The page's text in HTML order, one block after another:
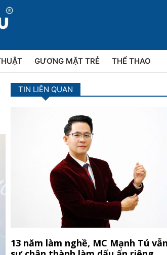
GƯƠNG MẶT TRẺ THỂ THAO
TIN LIÊN QUAN
13 năm làm nghề, MC Mạnh Tú